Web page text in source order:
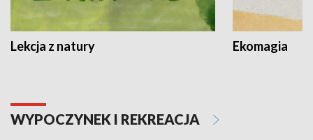
Lekcja z natury Ekomagia
WYPOCZYNEK I REKREACJA